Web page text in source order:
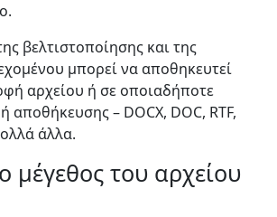
βελτιστοποίησης και της
μπορεί να αποθηκευτεί
αρχείου ή σε οποιαδήποτε
αποθήκευσης – DOCX, DOC, RTF,
άλλα.
μέγεθος του αρχείου